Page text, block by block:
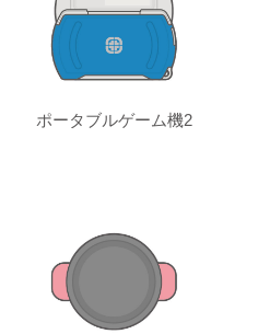
ポータブルゲーム機2